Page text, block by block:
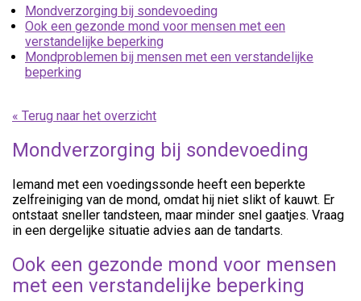
Mondverzorging bij sondevoeding
Ook een gezonde mond voor mensen met een
verstandelijke beperking
Mondproblemen bij mensen met een verstandelijke
beperking
« Terug naar het overzicht
Mondverzorging bij sondevoeding
Iemand met een voedingssonde heeft een beperkte
zelfreiniging van de mond, omdat hij niet slikt of kauwt. Er
ontstaat sneller tandsteen, maar minder snel gaatjes. Vraag
in een dergelijke situatie advies aan de tandarts.
Ook een gezonde mond voor mensen
met een verstandelijke beperking